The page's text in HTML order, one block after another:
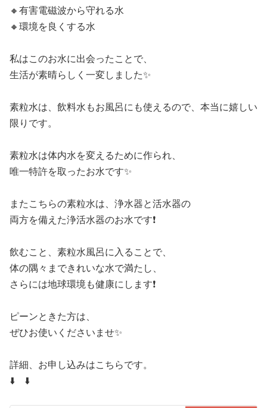
🔸有害電磁波から守れる水
🔸環境を良くする水
私はこのお水に出会ったことで、
生活が素晴らしく一変しました✨️
素粒水は、飲料水もお風呂にも使えるので、本当に嬉しい
限りです。
素粒水は体内水を変えるために作られ、
唯一特許を取ったお水です✨
またこちらの素粒水は、浄水器と活水器の
両方を備えた浄活水器のお水です❗
飲むこと、素粒水風呂に入ることで、
体の隅々まできれいな水で満たし、
さらには地球環境も健康にします❗
ピーンときた方は、
ぜひお使いくださいませ✨
詳細、お申し込みはこちらです。
⬇️ ⬇️